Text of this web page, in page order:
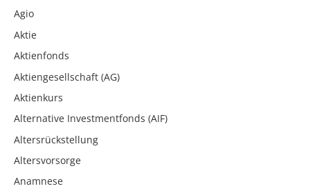
Agio
Aktie
Aktienfonds
Aktiengesellschaft (AG)
Aktienkurs
Alternative Investmentfonds (AIF)
Altersrückstellung
Altersvorsorge
Anamnese